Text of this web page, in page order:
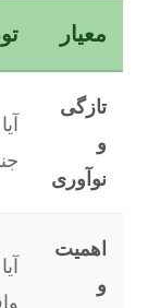
معیار
تازگی
و
نوآوری
اهمیت
و